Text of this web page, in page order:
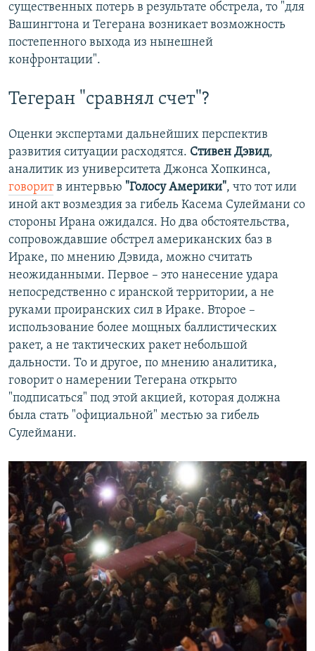
существенных потерь в результате обстрела, то "для
Вашингтона и Тегерана возникает возможность
постепенного выхода из нынешней
конфронтации".
Тегеран "сравнял счет"?
Оценки экспертами дальнейших перспектив
развития ситуации расходятся. Стивен Дэвид,
аналитик из университета Джонса Хопкинса,
говоритв интервью "Голосу Америки", что тот или
иной акт возмездия за гибель Касема Сулеймани со
стороны Ирана ожидался. Но два обстоятельства,
сопровождавшие обстрел американских баз в
Ираке, по мнению Дэвида, можно считать
неожиданными. Первое – это нанесение удара
непосредственно с иранской территории, а не
руками проиранских сил в Ираке. Второе –
использование более мощных баллистических
ракет, а не тактических ракет небольшой
дальности. То и другое, по мнению аналитика,
говорит о намерении Тегерана открыто
"подписаться" под этой акцией, которая должна
была стать "официальной" местью за гибель
Сулеймани.